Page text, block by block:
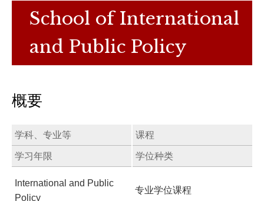
School of International
and Public Policy
概要
学科、专业等 课程
学习年限 学位种类
International and Public
Policy
专业学位课程